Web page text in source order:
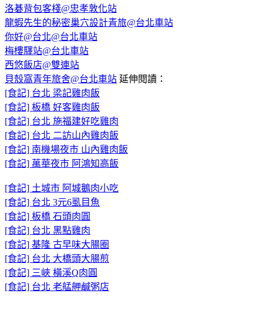
洛碁背包客棧@忠孝敦化站
龍蝦先生的秘密巢穴設計青旅@台北車站
你好@台北@台北車站
梅樓驛站@台北車站
西悠飯店@雙連站
貝殼窩青年旅舍@台北車站 延伸閱讀：
[食記] 台北 梁記雞肉飯
[食記] 板橋 好客雞肉飯
[食記] 台北 施福建好吃雞肉
[食記] 台北 二訪山內雞肉飯
[食記] 南機場夜市 山內雞肉飯
[食記] 萬華夜市 阿鴻知高飯
[食記] 土城市 阿城鵝肉小吃
[食記] 台北 3元6虱目魚
[食記] 板橋 石頭肉圓
[食記] 台北 黑點雞肉
[食記] 基隆 古早味大腸圈
[食記] 台北 大橋頭大腸煎
[食記] 三峽 橫溪Q肉圓
[食記] 台北 老艋舺鹹粥店